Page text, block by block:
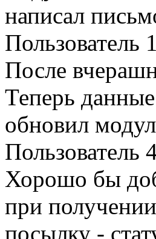
написал
Пользователь
После
Теперь
обновил
Пользователь
Хорошо бы
при
посылку -